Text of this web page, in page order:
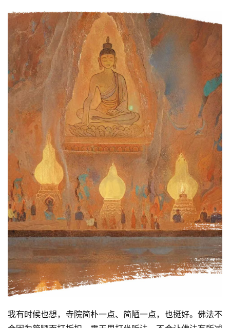
资
讯
八
点
僧
音
高
僧
访
我有时候也想，寺院简朴一点、简陋一点，也挺好。佛法不